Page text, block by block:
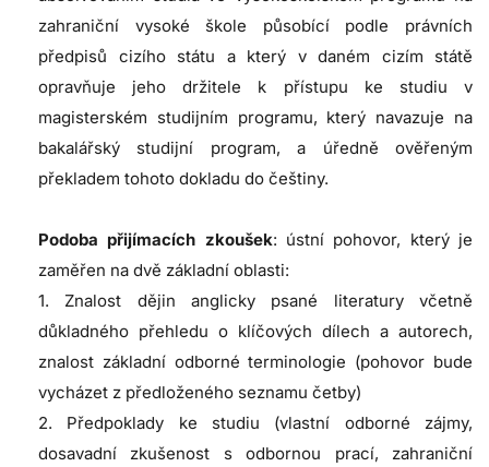
zahraniční vysoké škole působící podle právních
předpisů cizího státu a který v daném cizím státě
opravňuje jeho držitele k přístupu ke studiu v
magisterském studijním programu, který navazuje na
bakalářský studijní program, a úředně ověřeným
překladem tohoto dokladu do češtiny.
Podoba přijímacích zkoušek: ústní pohovor, který je
zaměřen na dvě základní oblasti:
1. Znalost dějin anglicky psané literatury včetně
důkladného přehledu o klíčových dílech a autorech,
znalost základní odborné terminologie (pohovor bude
vycházet z předloženého seznamu četby)
2. Předpoklady ke studiu (vlastní odborné zájmy,
dosavadní zkušenost s odbornou prací, zahraniční